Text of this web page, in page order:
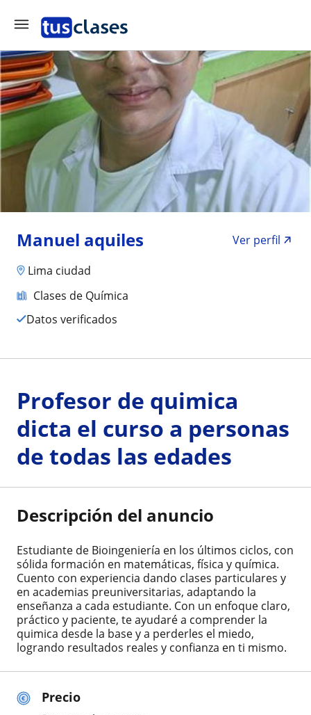
Manuel aquiles
Ver perfil
Lima ciudad
Clases de Química
Datos verificados
Precio
Profesor de quimica
dicta el curso a personas
de todas las edades
Descripción del anuncio
Estudiante de Bioingeniería en los últimos ciclos, con
sólida formación en matemáticas, física y química.
Cuento con experiencia dando clases particulares y
en academias preuniversitarias, adaptando la
enseñanza a cada estudiante. Con un enfoque claro,
práctico y paciente, te ayudaré a comprender la
quimica desde la base y a perderles el miedo,
logrando resultados reales y confianza en ti mismo.